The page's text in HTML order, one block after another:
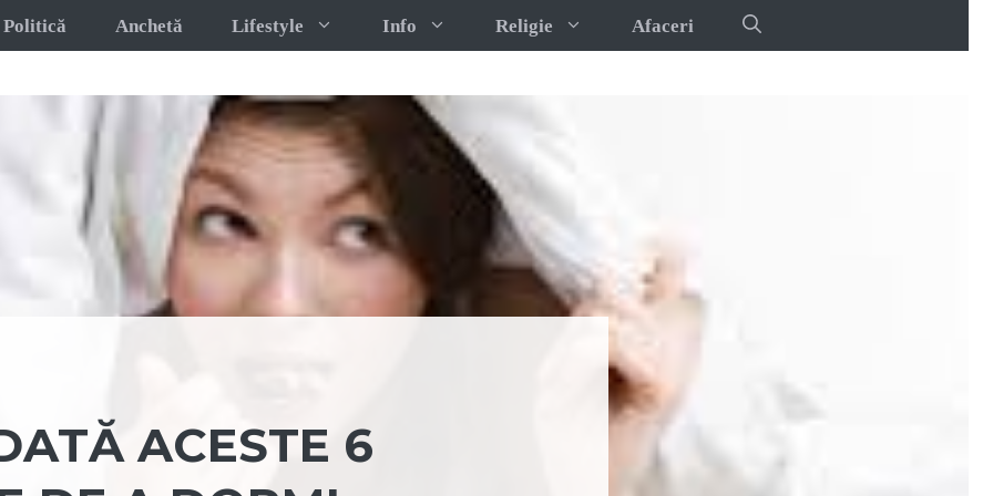
Politică Anchetă Lifestyle Info Religie Afaceri
ACESTE 6